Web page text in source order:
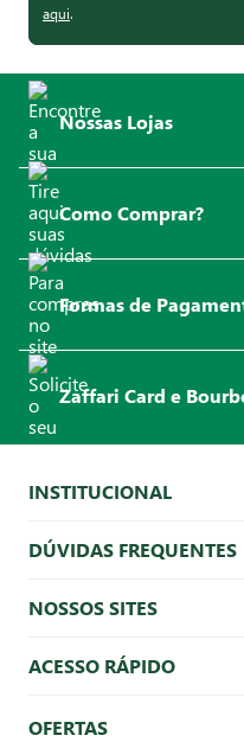
aqui.
Nossas Lojas
Como Comprar?
Formas de
Zaffari Card e
INSTITUCIONAL
DÚVIDAS FREQUENTES
NOSSOS SITES
ACESSO RÁPIDO
OFERTAS